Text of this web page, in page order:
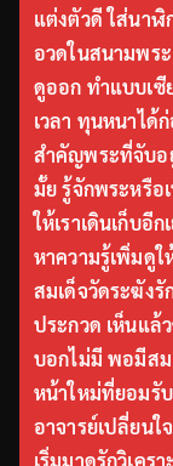
แต่งตัวดี ใส่นาฬิ
อวดในสนามพร
ดูออก ทำแบบเซี
เวลา ทุนหนาได้
สำคัญพระที่จับอ
มั้ย รู้จักพระหรือ
ให้เราเดินเก็บอี
หาความรู้เพิ่มดูใ
สมเด็จวัดระฆังรั
ประกวด เห็นแล้
บอกไม่มี พอมีส
หน้าใหม่ที่ยอมรั
อาจารย์เปลี่ยนใ